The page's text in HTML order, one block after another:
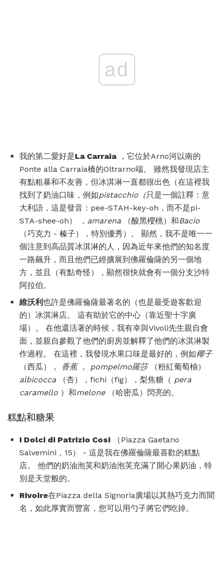
ad
我的第二愛好是La Carraia，它位於Arno河以南的
Ponte alla Carraia橋的Oltrarno端。 雖然我發現店主
有點粗暴和不友善，但冰淇淋一直都很出色（在這裡我
找到了奶油口味，例如pistacchio（只是一個註釋：意
大利語，這是發音：pee-STAH-key-oh，而不是pi-
STA-shee-oh）
，amarena （酸黑櫻桃）和Bacio
（巧克力 - 榛子），特別優秀）。 顯然，我不是唯一一
個注意到高品質冰淇淋的人，因為近年來他們的知名度
一路飆升，而且他們已經擴展到佛羅倫薩的另一個地
方，並且（有點奇怪），顯然很快就會有一個分支沙特
阿拉伯。
維沃利也許是佛羅倫薩最著名的（也是最受遊客歡迎
的）冰淇淋店。 這有助於它的中心（靠近聖十字廣
場）。 在他還活著的時候，我有幸與Vivoli先生親自會
面，並親自參觀了他們的廚房並解釋了他們的冰淇淋製
作過程。 在這裡，我發現水果口味是最好的，例如椰子
（西瓜）， 香蕉， pompelmo羅莎（粉紅葡萄柚）
albicocca （杏），fichi（fig），梨焦糖（ pera
caramello ）和melone（哈密瓜）閃亮的。
糕點和糖果
I Dolci di Patrizio Cosi （Piazza Gaetano
Salvemini，15） - 這是我在佛羅倫薩最喜歡的糕點
店。 他們的奶油泡芙和奶油泡芙充滿了開心果奶油，特
別是天堂般的。
Rivoire在Piazza della Signoria廣場以其熱巧克力而聞
名，如此厚實而豐富，您可以用勺子將它們吃掉。